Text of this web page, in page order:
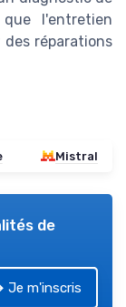
l'entretien
réparations
Mistral
de
Je m'inscris